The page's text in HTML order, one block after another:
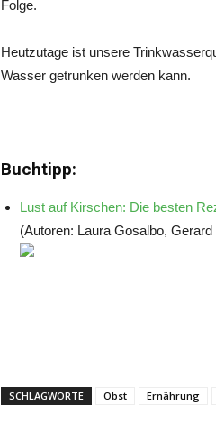
Folge.
Heutzutage ist unsere
Wasser getrunken werden kann.
Buchtipp:
Lust auf Kirschen: Die besten
(Autoren: Laura Gosalbo, Gerard
SCHLAGWORTE Obst Ernährung